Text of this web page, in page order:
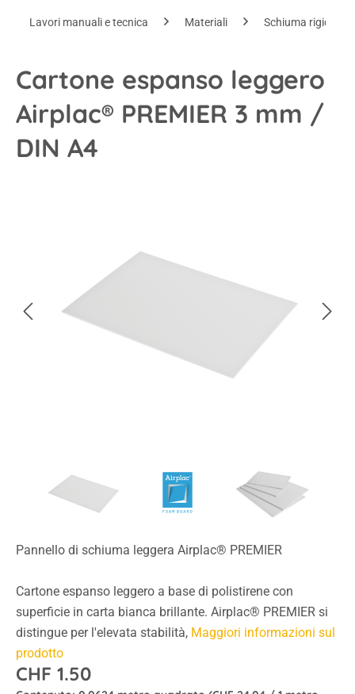
Lavori manuali e tecnica Materiali Schiuma rigida e
Cartone espanso leggero
Airplac® PREMIER 3 mm /
DIN A4
Pannello di schiuma leggera Airplac® PREMIER
Cartone espanso leggero a base di polistirene con
superficie in carta bianca brillante. Airplac® PREMIER si
distingue per l'elevata stabilità, Maggiori informazioni sul
prodotto
CHF 1.50